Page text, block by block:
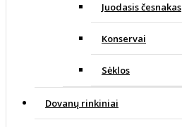
Juodasis česnakas
Konservai
Sėklos
Dovanų rinkiniai